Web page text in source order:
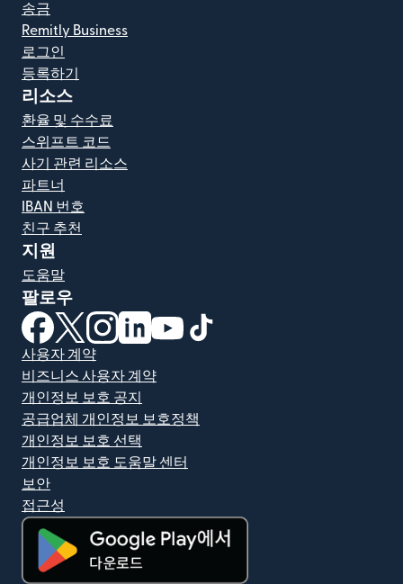
송금
Remitly Business
로그인
등록하기
리소스
환율 및 수수료
스위프트 코드
사기 관련 리소스
파트너
IBAN 번호
친구 추천
지원
도움말
팔로우
(새 창에서 열림)
(새 창에서 열림)
(새 창에서 열림)
(새 창에서 열림)
(새 창에서 열림)
사용자 계약
비즈니스 사용자 계약
개인정보 보호 공지
공급업체 개인정보 보호정책
개인정보 보호 선택
개인정보 보호 도움말 센터
보안
접근성